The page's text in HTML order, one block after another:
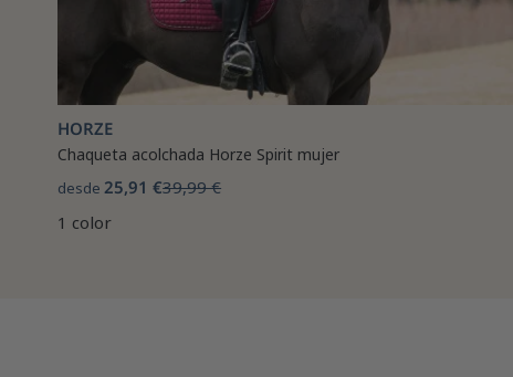
HORZE
Chaqueta acolchada Horze Spirit mujer
desde25,91 €39,99 €
1 color